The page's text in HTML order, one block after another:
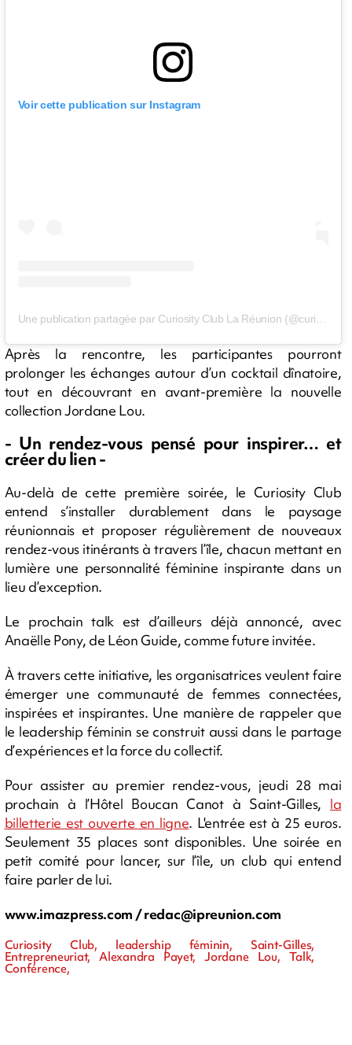
Voir cette publication sur Instagram
Après la rencontre, les participantes pourront
prolonger les échanges autour d’un cocktail dînatoire,
tout en découvrant en avant-première la nouvelle
collection Jordane Lou.
- Un rendez-vous pensé pour inspirer… et
créer du lien -
Au-delà de cette première soirée, le Curiosity Club
entend s’installer durablement dans le paysage
réunionnais et proposer régulièrement de nouveaux
rendez-vous itinérants à travers l’île, chacun mettant en
lumière une personnalité féminine inspirante dans un
lieu d’exception.
Le prochain talk est d’ailleurs déjà annoncé, avec
Anaëlle Pony, de Léon Guide, comme future invitée.
À travers cette initiative, les organisatrices veulent faire
émerger une communauté de femmes connectées,
inspirées et inspirantes. Une manière de rappeler que
le leadership féminin se construit aussi dans le partage
d’expériences et la force du collectif.
Pour assister au premier rendez-vous, jeudi 28 mai
prochain à l’Hôtel Boucan Canot à Saint-Gilles, la
billetterie est ouverte en ligne. L'entrée est à 25 euros.
Seulement 35 places sont disponibles. Une soirée en
petit comité pour lancer, sur l’île, un club qui entend
faire parler de lui.
www.imazpress.com /redac@ipreunion.com
Curiosity Club, leadership féminin, Saint-Gilles,
Entrepreneuriat, Alexandra Payet, Jordane Lou, Talk,
Conférence,